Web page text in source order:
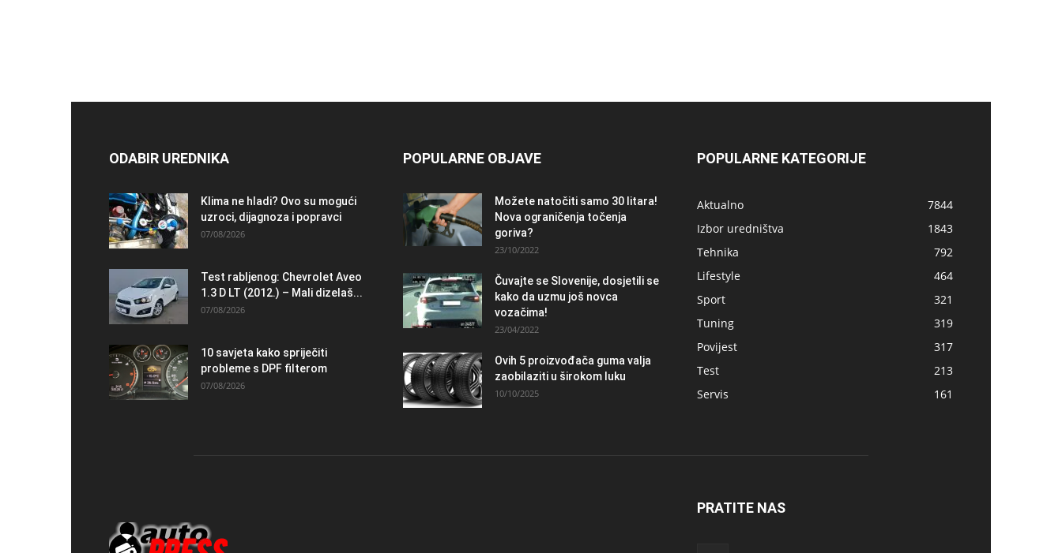
ODABIR UREDNIKA
Klima ne hladi? Ovo su mogući
uzroci, dijagnoza i popravci
07/08/2026
Test rabljenog: Chevrolet Aveo
1.3 D LT (2012.) – Mali dizelaš...
07/08/2026
10 savjeta kako spriječiti
probleme s DPF filterom
07/08/2026
POPULARNE OBJAVE
Možete natočiti samo 30 litara!
Nova ograničenja točenja
goriva?
23/10/2022
Čuvajte se Slovenije, dosjetili se
kako da uzmu još novca
vozačima!
23/04/2022
Ovih 5 proizvođača guma valja
zaobilaziti u širokom luku
10/10/2025
POPULARNE KATEGORIJE
Aktualno
7844
Izbor uredništva
1843
Tehnika
792
Lifestyle
464
Sport
321
Tuning
319
Povijest
317
Test
213
Servis
161
PRATITE NAS